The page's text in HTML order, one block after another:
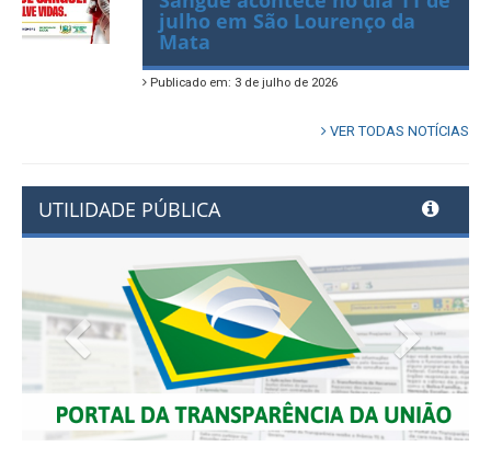
Campanha de Doação de
Sangue acontece no dia 11 de
julho em São Lourenço da
Mata
UTILIDADE PÚBLICA
Previous Next